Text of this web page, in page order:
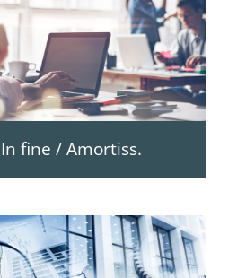
fine / Amortiss.